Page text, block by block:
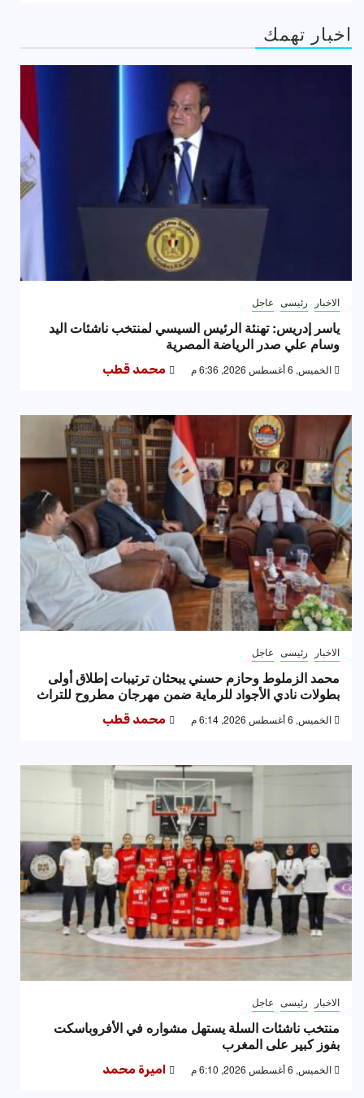
اخبار تهمك
الاخبار رئيسى عاجل
ياسر إدريس: تهنئة الرئيس السيسي لمنتخب ناشئات اليد
وسام علي صدر الرياضة المصرية
الخميس, 6 أغسطس 2026, 6:36 م محمد قطب
الاخبار رئيسى عاجل
محمد الزملوط وحازم حسني يبحثان ترتيبات إطلاق أولى
بطولات نادي الأجواد للرماية ضمن مهرجان مطروح للتراث
الخميس, 6 أغسطس 2026, 6:14 م محمد قطب
الاخبار رئيسى عاجل
منتخب ناشئات السلة يستهل مشواره في الأفروباسكت
بفوز كبير على المغرب
الخميس, 6 أغسطس 2026, 6:10 م اميرة محمد